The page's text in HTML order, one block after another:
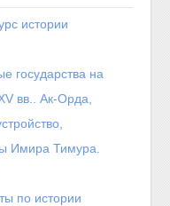
истории
государства на
вв.. Ак-Орда,
Имира Тимура.
по истории